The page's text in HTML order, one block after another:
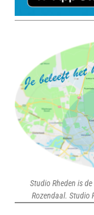
Studio Rheden is
Rozendaal. Studio